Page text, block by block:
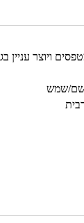
ויוצר עניין
שמש